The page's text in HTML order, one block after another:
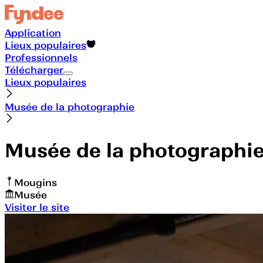
Application
Lieux populaires
Professionnels
Télécharger
Lieux populaires
Musée de la photographie
Musée de la
Mougins
Musée
Visiter le site